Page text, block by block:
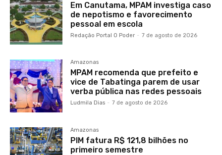
Em Canutama, MPAM investiga caso
de nepotismo e favorecimento
pessoal em escola
Redação Portal O Poder - 7 de agosto de 2026
Amazonas
MPAM recomenda que prefeito e
vice de Tabatinga parem de usar
verba pública nas redes pessoais
Ludmila Dias - 7 de agosto de 2026
Amazonas
PIM fatura R$ 121,8 bilhões no
primeiro semestre